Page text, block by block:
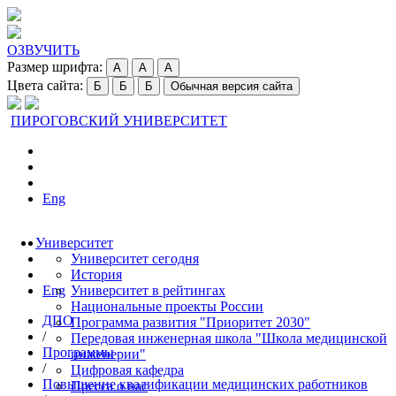
ОЗВУЧИТЬ
Размер шрифта:
A A A
Цвета сайта: Б Б Б Обычная версия сайта
ПИРОГОВСКИЙ УНИВЕРСИТЕТ
Eng
Университет
Университет сегодня
История
Университет в рейтингах
Национальные проекты России
Программа развития "Приоритет 2030"
Передовая инженерная школа "Школа медицинской
инженерии"
Цифровая кафедра
Пресса о нас
Eng
ДПО
/
Программы
/
Повышение квалификации медицинских работников